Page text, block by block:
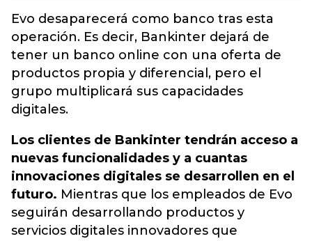
Evo desaparecerá como banco tras esta
operación. Es decir, Bankinter dejará de
tener un banco online con una oferta de
productos propia y diferencial, pero el
grupo multiplicará sus capacidades
digitales.
Los clientes de Bankinter tendrán acceso a
nuevas funcionalidades y a cuantas
innovaciones digitales se desarrollen en el
futuro. Mientras que los empleados de Evo
seguirán desarrollando productos y
servicios digitales innovadores que